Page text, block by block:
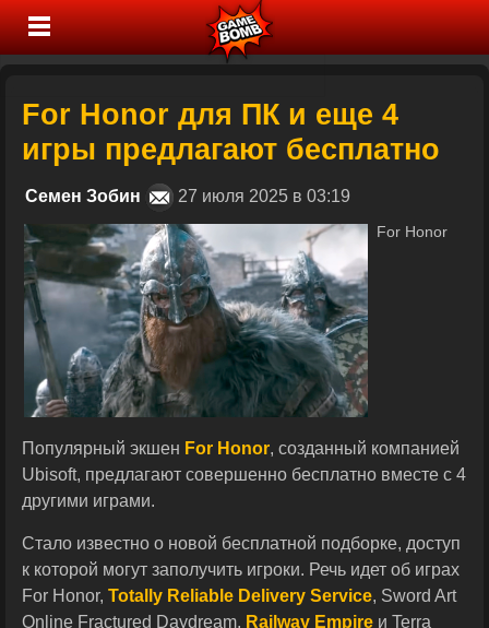
For Honor для ПК и еще 4
игры предлагают бесплатно
Семен Зобин 27 июля 2025 в 03:19
For Honor
Популярный экшен For Honor, созданный компанией
Ubisoft, предлагают совершенно бесплатно вместе с 4
другими играми.
Стало известно о новой бесплатной подборке, доступ
к которой могут заполучить игроки. Речь идет об играх
For Honor, Totally Reliable Delivery Service, Sword Art
Online Fractured Daydream, Railway Empire и Terra